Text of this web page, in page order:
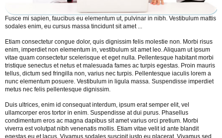
Fusce mi sapien, faucibus eu elementum ut, pulvinar in nibh. Vestibulum mattis
sodales enim, eu cursus massa tincidunt sit amet ...
Etiam consectetur congue dolor, quis dignissim felis molestie non. Morbi risus
enim, imperdiet non elementum in, vestibulum sit amet leo. Aliquam ut ipsum
vitae quam consectetur scelerisque et eget nulla. Pellentesque habitant morbi
tristique senectus et netus et malesuada fames ac turpis egestas. Proin mauris
tellus, dictum sed fringilla non, varius nec turpis. Pellentesque iaculis lorem a
nunc elementum posuere. Vestibulum in ligula massa. Suspendisse imperdiet
metus nec felis pellentesque dignissim.
Duis ultrices, enim id consequat interdum, ipsum erat semper elit, vel
ullamcorper eros tortor in enim. Suspendisse at dui purus. Phasellus
condimentum eros ac magna dapibus sit amet varius orci pretium. Morbi
viverra est volutpat nibh venenatis mollis. Etiam vitae velit id ante blandit
egestas eu et lacus. Vivamus sodales suscipit justo eu placerat. Vivamus sed